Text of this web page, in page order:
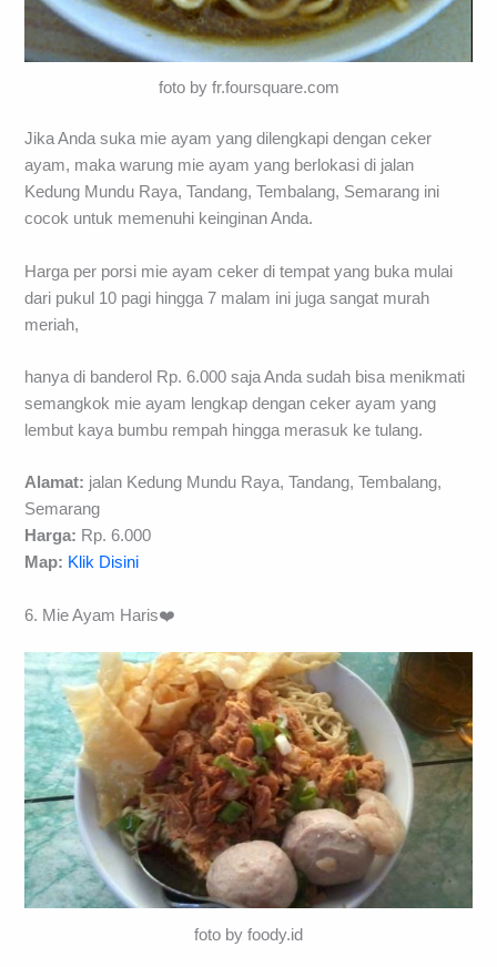
foto by fr.foursquare.com
Jika Anda suka mie ayam yang dilengkapi dengan ceker
ayam, maka warung mie ayam yang berlokasi di jalan
Kedung Mundu Raya, Tandang, Tembalang, Semarang ini
cocok untuk memenuhi keinginan Anda.
Harga per porsi mie ayam ceker di tempat yang buka mulai
dari pukul 10 pagi hingga 7 malam ini juga sangat murah
meriah,
hanya di banderol Rp. 6.000 saja Anda sudah bisa menikmati
semangkok mie ayam lengkap dengan ceker ayam yang
lembut kaya bumbu rempah hingga merasuk ke tulang.
Alamat: jalan Kedung Mundu Raya, Tandang, Tembalang,
Semarang
Harga: Rp. 6.000
Map: Klik Disini
6. Mie Ayam Haris❤️
foto by foody.id